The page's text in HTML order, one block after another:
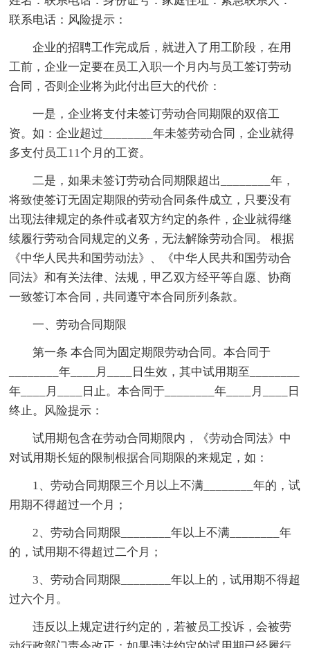
联系电话：风险提示：
企业的招聘工作完成后，就进入了用工阶段，在用
工前，企业一定要在员工入职一个月内与员工签订劳动
合同，否则企业将为此付出巨大的代价：
一是，企业将支付未签订劳动合同期限的双倍工
资。如：企业超过________年未签劳动合同，企业就得
多支付员工11个月的工资。
二是，如果未签订劳动合同期限超出________年，
将致使签订无固定期限的劳动合同条件成立，只要没有
出现法律规定的条件或者双方约定的条件，企业就得继
续履行劳动合同规定的义务，无法解除劳动合同。 根据
《中华人民共和国劳动法》、《中华人民共和国劳动合
同法》和有关法律、法规，甲乙双方经平等自愿、协商
一致签订本合同，共同遵守本合同所列条款。
一、劳动合同期限
第一条 本合同为固定期限劳动合同。本合同于
________年____月____日生效，其中试用期至________
年____月____日止。本合同于________年____月____日
终止。风险提示：
试用期包含在劳动合同期限内，《劳动合同法》中
对试用期长短的限制根据合同期限的来规定，如：
1、劳动合同期限三个月以上不满________年的，试
用期不得超过一个月；
2、劳动合同期限________年以上不满________年
的，试用期不得超过二个月；
3、劳动合同期限________年以上的，试用期不得超
过六个月。
违反以上规定进行约定的，若被员工投诉，会被劳